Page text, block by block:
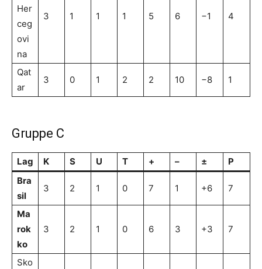
Her
ceg
ovi
na
3 1 1 1 5 6 −1 4
Qat
ar
3 0 1 2 2 10 −8 1
Gruppe C
Lag K S U T + – ±
P
Bra
sil
3 2 1 0 7 1 +6 7
Ma
rok
ko
3 2 1 0 6 3 +3 7
Sko